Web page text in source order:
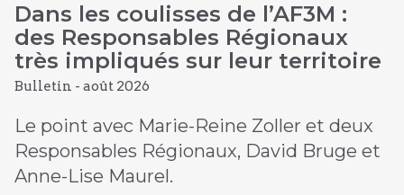
Dans les coulisses de l’AF3M :
des Responsables Régionaux
très impliqués sur leur territoire
Bulletin - août 2026
Le point avec Marie-Reine Zoller et deux
Responsables Régionaux, David Bruge et
Anne-Lise Maurel.